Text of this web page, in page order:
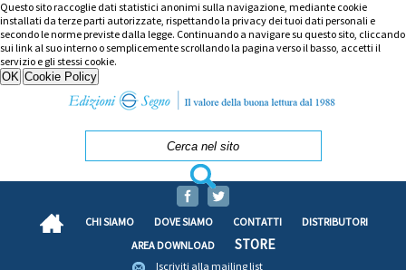
Questo sito raccoglie dati statistici anonimi sulla navigazione, mediante cookie
installati da terze parti autorizzate, rispettando la privacy dei tuoi dati personali e
secondo le norme previste dalla legge. Continuando a navigare su questo sito, cliccando
sui link al suo interno o semplicemente scrollando la pagina verso il basso, accetti il
servizio e gli stessi cookie.
CHI SIAMO DOVE SIAMO CONTATTI
DISTRIBUTORI
AREA DOWNLOAD
STORE
Iscriviti alla mailing list